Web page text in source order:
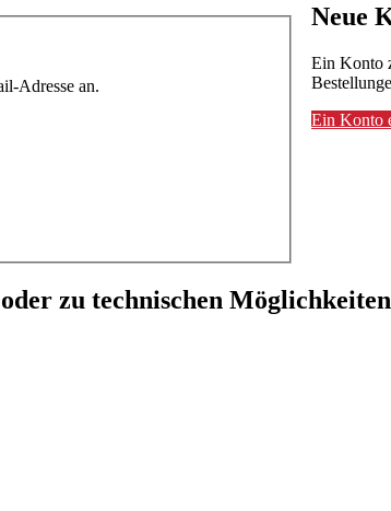
Adresse an.
Neue
Ein Konto
Ein Konto
zu technischen